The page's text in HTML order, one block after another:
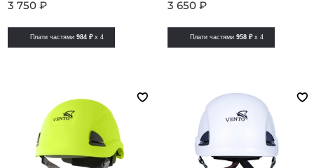
3 750 ₽
Плати частями984 ₽ x 4
3 650 ₽
Плати частями 958 ₽ x 4